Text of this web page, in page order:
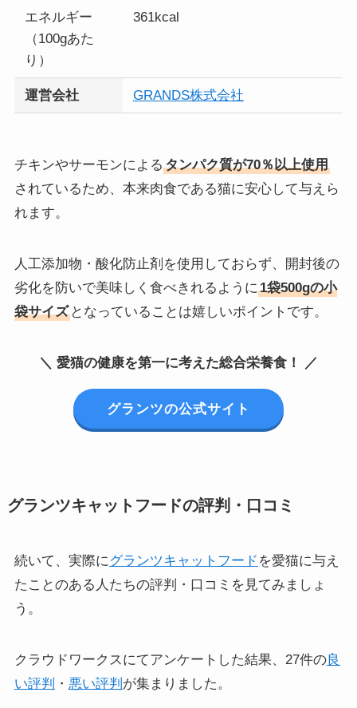
エネルギー
（100gあた
り）
361kcal
運営会社 GRANDS株式会社
チキンやサーモンによる タンパク質が70％以上使用
されているため、本来肉食である猫に安心して与えら
れます。
人工添加物・酸化防止剤を使用しておらず、開封後の
劣化を防いで美味しく食べきれるように1袋500gの小
袋サイズとなっていることは嬉しいポイントです。
＼ 愛猫の健康を第一に考えた総合栄養食！ ／
グランツの公式サイト
グランツキャットフードの評判・口コミ
続いて、実際にグランツキャットフード を愛猫に与え
たことのある人たちの評判・口コミを見てみましょ
う。
クラウドワークスにてアンケートした結果、27件の良
い評判 ・ 悪い評判 が集まりました。